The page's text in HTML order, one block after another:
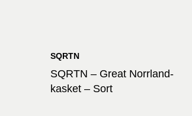
SQRTN
SQRTN – Great Norrland-
kasket – Sort